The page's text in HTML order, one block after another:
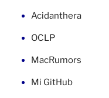
Acidanthera
OCLP
MacRumors
Mi GitHub